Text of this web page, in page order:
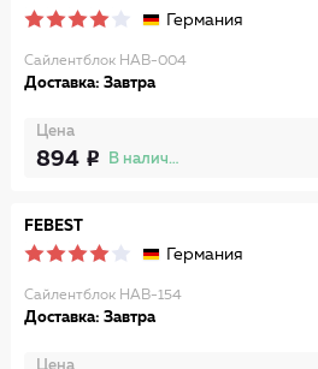
Германия
Сайлентблок HAB-004
Доставка: Завтра
Цена
894 В наличии
FEBEST
Германия
Сайлентблок HAB-154
Доставка: Завтра
Цена